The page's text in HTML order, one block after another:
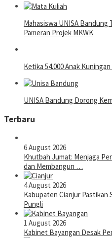
Mahasiswa UNISA Bandung
Pameran Projek MKWK
Ketika 54.000 Anak
UNISA Bandung Dorong
Terbaru
6 August 2026
Khutbah Jumat: Menjaga
dan Membangun …
4 August 2026
Kabupaten Cianjur Pastikan
Pungli
1 August 2026
Kabinet Bayangan Desak